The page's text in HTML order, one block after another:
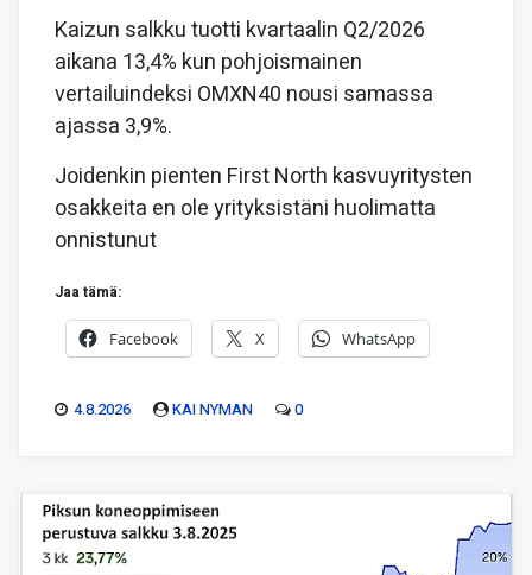
Kaizun salkku tuotti kvartaalin Q2/2026
aikana 13,4% kun pohjoismainen
vertailuindeksi OMXN40 nousi samassa
ajassa 3,9%.
Joidenkin pienten First North kasvuyritysten
osakkeita en ole yrityksistäni huolimatta
onnistunut
Jaa tämä:
Facebook X WhatsApp
4.8.2026 KAI NYMAN 0